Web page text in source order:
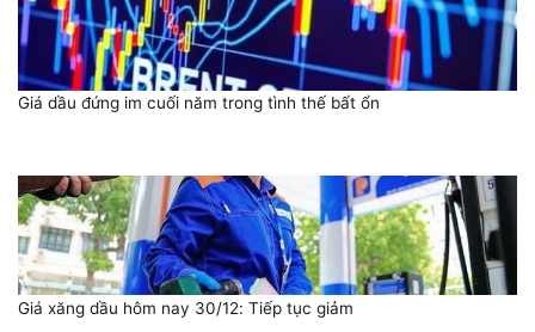
Giá dầu đứng im cuối năm trong tình thế bất ổn
Giá xăng dầu hôm nay 30/12: Tiếp tục giảm